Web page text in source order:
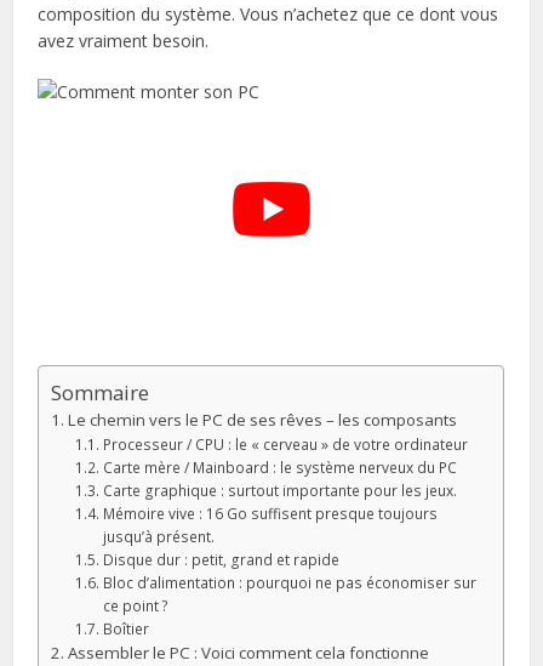
composition du système. Vous n’achetez que ce dont vous
avez vraiment besoin.
Sommaire
Le chemin vers le PC de ses rêves – les composants
Processeur / CPU : le « cerveau » de votre ordinateur
Carte mère / Mainboard : le système nerveux du PC
Carte graphique : surtout importante pour les jeux.
Mémoire vive : 16 Go suffisent presque toujours
jusqu’à présent.
Disque dur : petit, grand et rapide
Bloc d’alimentation : pourquoi ne pas économiser sur
ce point ?
Boîtier
Assembler le PC : Voici comment cela fonctionne